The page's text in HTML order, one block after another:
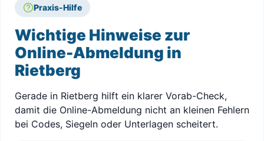
Praxis-Hilfe
Wichtige Hinweise zur
Online-Abmeldung in
Rietberg
Gerade in Rietberg hilft ein klarer Vorab-Check,
damit die Online-Abmeldung nicht an kleinen Fehlern
bei Codes, Siegeln oder Unterlagen scheitert.